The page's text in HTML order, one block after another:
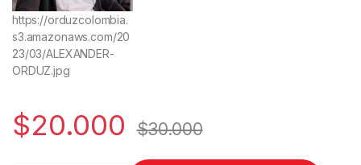
https://orduzcolombia.
s3.amazonaws.com/20
23/03/ALEXANDER-
ORDUZ.jpg
$20.000 $30.000